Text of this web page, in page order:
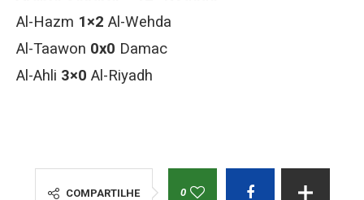
Al-Hazm 1×2 Al-Wehda
Al-Taawon 0x0 Damac
Al-Ahli 3×0 Al-Riyadh
COMPARTILHE 0